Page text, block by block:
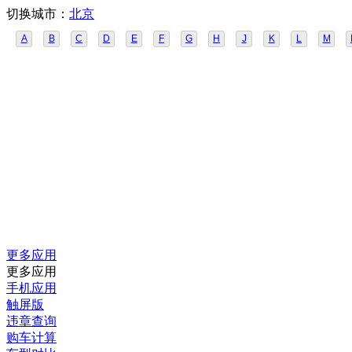
切换城市： 北京
A B C D E F G H J K L M
更多应用
更多应用
手机应用
触屏版
违章查询
购车计算